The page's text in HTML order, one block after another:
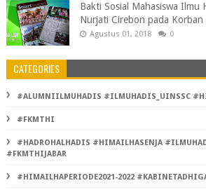
Bakti Sosial Mahasiswa Ilmu
Nurjati Cirebon pada Korban
Agustus 01, 2018 0
CATEGORIES
#ALUMNIILMUHADIS #ILMUHADIS_UINSSC
#FKMTHI
#HADROHALHADIS #HIMAILHASENJA
#FKMTHIJABAR
#HIMAILHAPERIODE2021-2022